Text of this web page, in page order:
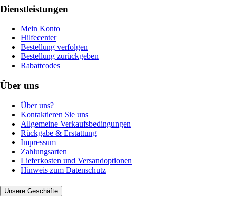
Dienstleistungen
Mein Konto
Hilfecenter
Bestellung verfolgen
Bestellung zurückgeben
Rabattcodes
Über uns
Über uns?
Kontaktieren Sie uns
Allgemeine Verkaufsbedingungen
Rückgabe & Erstattung
Impressum
Zahlungsarten
Lieferkosten und Versandoptionen
Hinweis zum Datenschutz
Unsere Geschäfte